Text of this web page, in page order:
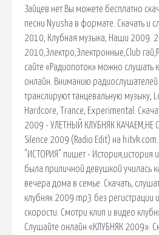
Зайцев.нет Вы можете бесплатно
песни Nyusha в формате. Скачать и
2010, Клубная музыка, Наши 2009.
2010,Электро,Электронные,Club
сайте «Радиопоток» можно слушать
онлайн. Вниманию радиослушателей
транслируют танцевальную музыку,
Hardcore, Trance, Experimental.
2009 - УЛЕТНЫЙ КЛУБНЯК КАЧАЕМ,НЕ
Silence 2009 (Radio Edit) на
"ИСТОРИЯ" пишет - История,история
была приличной девушкой училась
вечера дома в семье. Скачать,
клубняк 2009 mp3 без регистрации
скорости. Смотри клип и видео
Слушайте онлайн «КЛУБНЯК 2009».